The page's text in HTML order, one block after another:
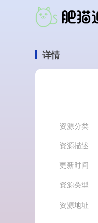
详情
资源分类
资源描述
更新时间
资源类型
资源地址